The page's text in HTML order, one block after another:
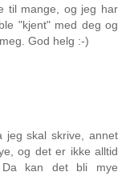
til mange, og jeg har
"kjent" med deg og
God helg :-)
jeg skal skrive, annet
og det er ikke alltid
kan det bli mye